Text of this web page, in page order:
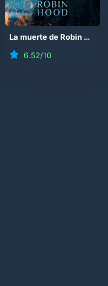
2026)
La muerte de Robin Hood
6.52/10